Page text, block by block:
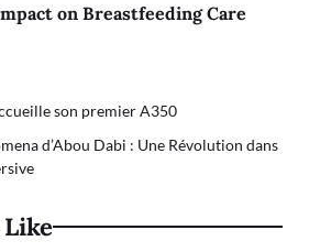
on Breastfeeding Care
son premier A350
d’Abou Dabi : Une Révolution dans